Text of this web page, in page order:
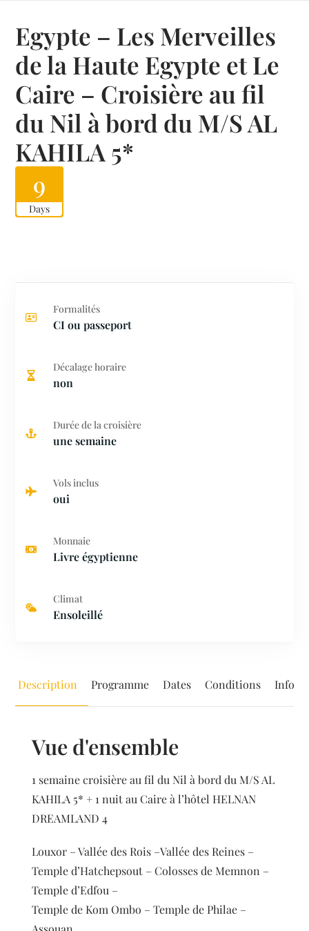
Egypte – Les Merveilles
de la Haute Egypte et Le
Caire – Croisière au fil
du Nil à bord du M/S AL
KAHILA 5*
9
Days
Formalités
CI ou passeport
Décalage horaire
non
Durée de la croisière
une semaine
Vols inclus
oui
Monnaie
Livre égyptienne
Climat
Ensoleillé
Description Programme Dates Conditions
Vue d'ensemble
1 semaine croisière au fil du Nil à bord du M/S AL
KAHILA 5* + 1 nuit au Caire à l’hôtel HELNAN
DREAMLAND 4
Louxor – Vallée des Rois –Vallée des Reines –
Temple d’Hatchepsout – Colosses de Memnon –
Temple d’Edfou –
Temple de Kom Ombo – Temple de Philae –